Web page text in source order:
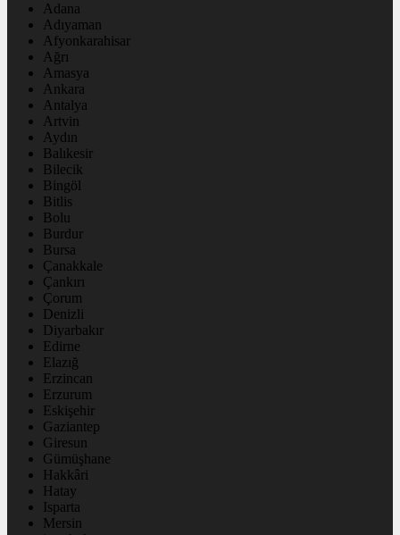
Adana
Adıyaman
Afyonkarahisar
Ağrı
Amasya
Ankara
Antalya
Artvin
Aydın
Balıkesir
Bilecik
Bingöl
Bitlis
Bolu
Burdur
Bursa
Çanakkale
Çankırı
Çorum
Denizli
Diyarbakır
Edirne
Elazığ
Erzincan
Erzurum
Eskişehir
Gaziantep
Giresun
Gümüşhane
Hakkâri
Hatay
Isparta
Mersin